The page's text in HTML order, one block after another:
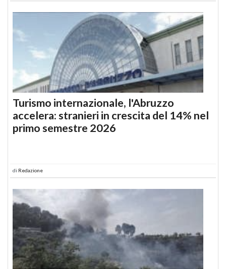
Turismo internazionale, l'Abruzzo
accelera: stranieri in crescita del 14% nel
primo semestre 2026
di Redazione